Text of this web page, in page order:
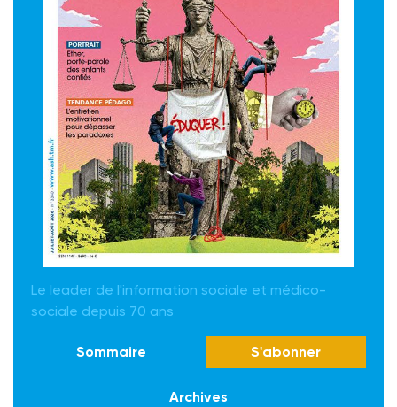
Le leader de l'information sociale et médico-
sociale depuis 70 ans
Sommaire S'abonner
Archives